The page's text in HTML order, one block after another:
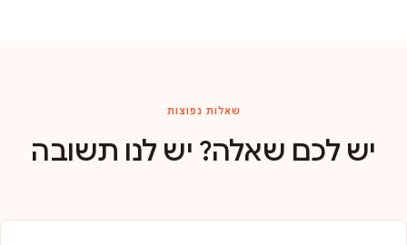
שאלות נפוצות
יש לכם שאלה? יש לנו תשובה